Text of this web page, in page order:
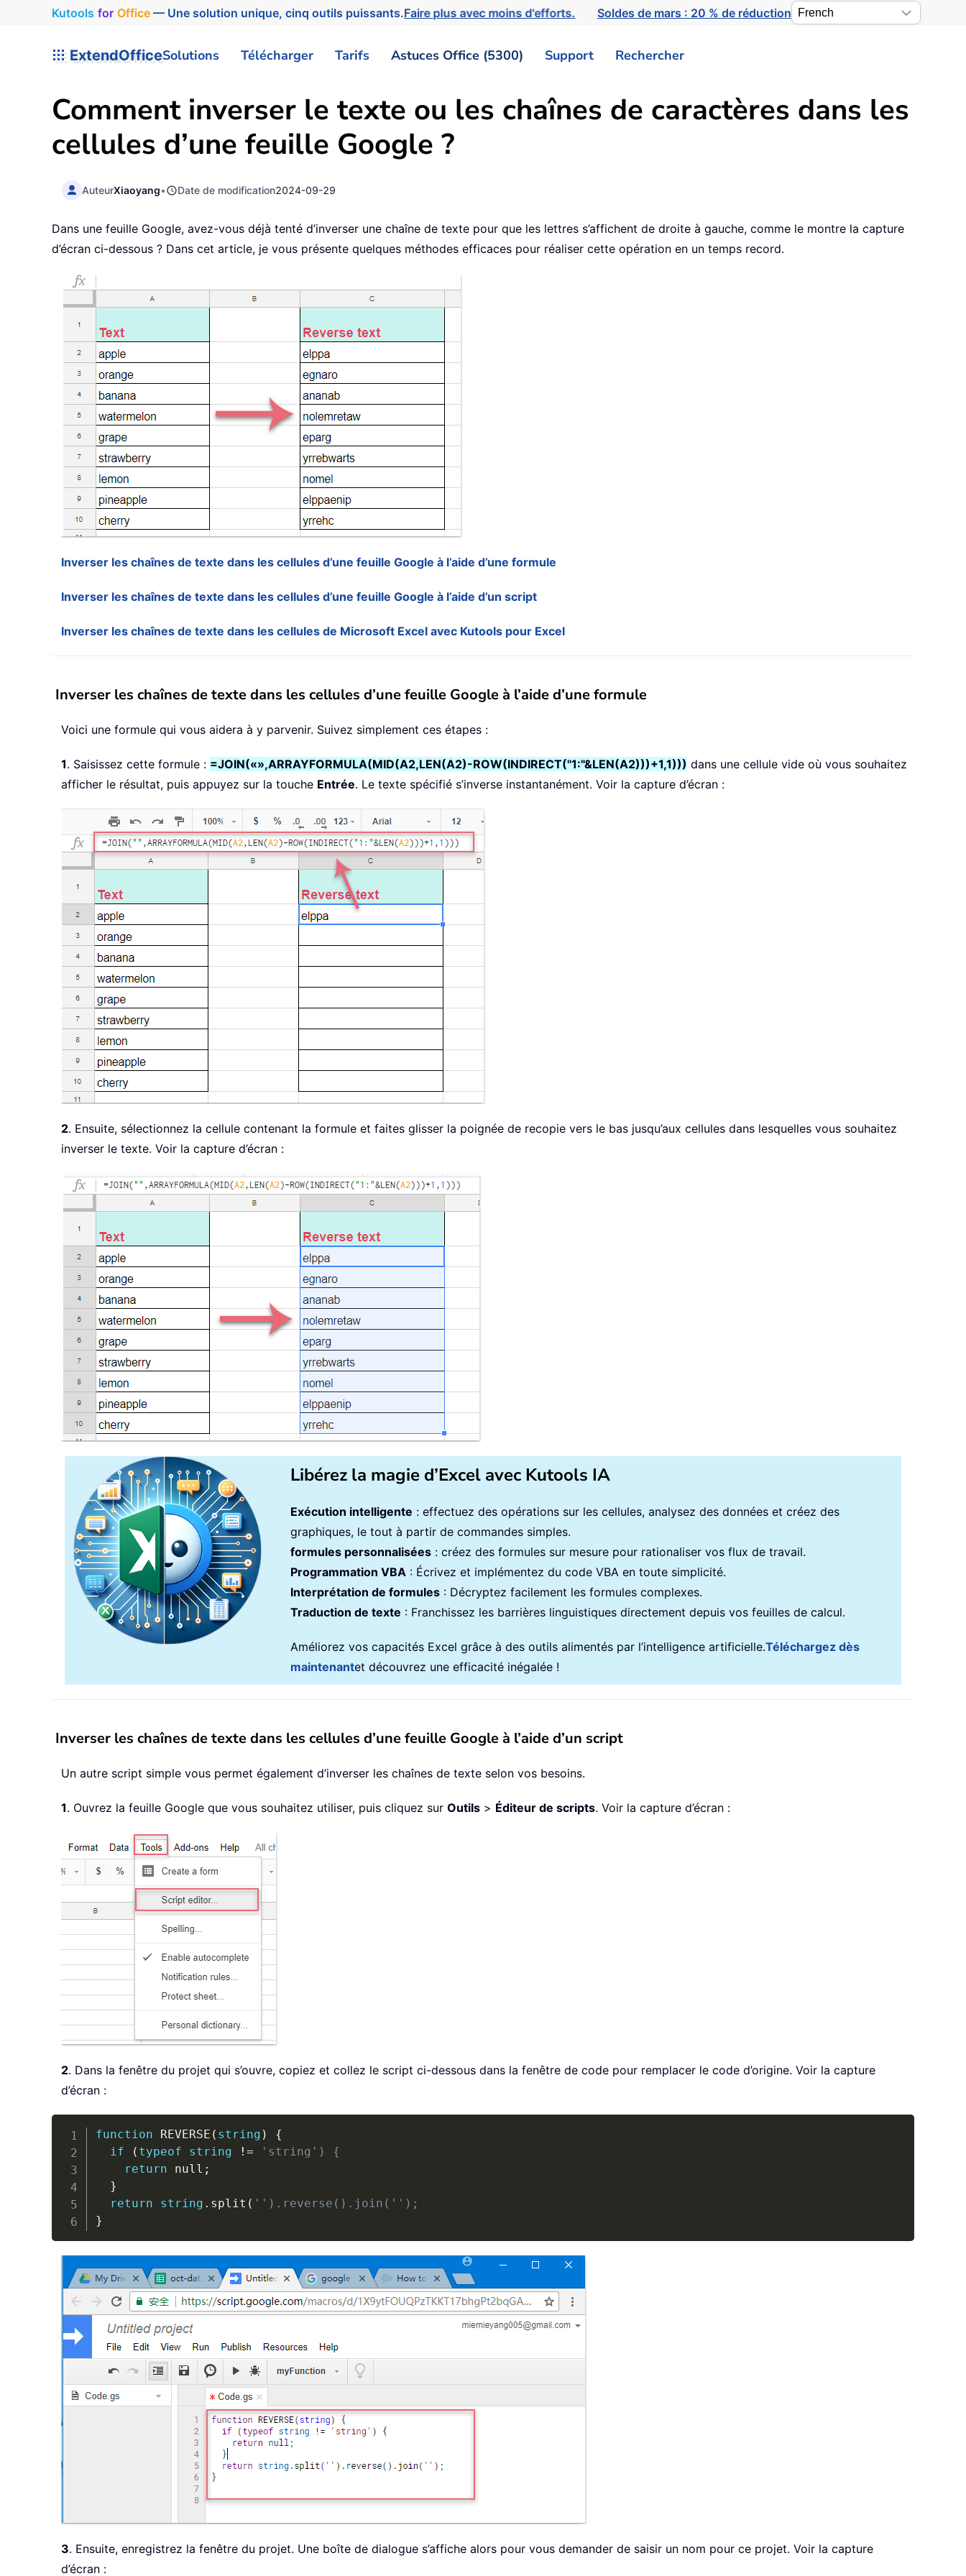
Kutools for Office— Une solution unique, cinq outils puissants.Faire plus avec moins d'efforts. Soldes de mars : 20 % de réduction
ExtendOfficeSolutions Télécharger Tarifs Astuces Office (5300) Support Rechercher
Comment inverser le texte ou les chaînes de caractères dans les
cellules d’une feuille Google ?
AuteurXiaoyang• Date de modification2024-09-29
Dans une feuille Google, avez-vous déjà tenté d’inverser une chaîne de texte pour que les lettres s’affichent de droite à gauche, comme le montre la capture
d’écran ci-dessous ? Dans cet article, je vous présente quelques méthodes efficaces pour réaliser cette opération en un temps record.
Inverser les chaînes de texte dans les cellules d’une feuille Google à l’aide d’une formule
Inverser les chaînes de texte dans les cellules d’une feuille Google à l’aide d’un script
Inverser les chaînes de texte dans les cellules de Microsoft Excel avec Kutools pour Excel
Inverser les chaînes de texte dans les cellules d’une feuille Google à l’aide d’une formule
Voici une formule qui vous aidera à y parvenir. Suivez simplement ces étapes :
1. Saisissez cette formule : =JOIN(«»,ARRAYFORMULA(MID(A2,LEN(A2)-ROW(INDIRECT("1:"&LEN(A2)))+1,1))) dans une cellule vide où vous souhaitez
afficher le résultat, puis appuyez sur la touche Entrée. Le texte spécifié s’inverse instantanément. Voir la capture d’écran :
2. Ensuite, sélectionnez la cellule contenant la formule et faites glisser la poignée de recopie vers le bas jusqu’aux cellules dans lesquelles vous souhaitez
inverser le texte. Voir la capture d’écran :
Libérez la magie d’Excel avec Kutools IA
Exécution intelligente : effectuez des opérations sur les cellules, analysez des données et créez des
graphiques, le tout à partir de commandes simples.
formules personnalisées : créez des formules sur mesure pour rationaliser vos flux de travail.
Programmation VBA : Écrivez et implémentez du code VBA en toute simplicité.
Interprétation de formules : Décryptez facilement les formules complexes.
Traduction de texte : Franchissez les barrières linguistiques directement depuis vos feuilles de calcul.
Améliorez vos capacités Excel grâce à des outils alimentés par l’intelligence artificielle.Téléchargez dès
maintenantet découvrez une efficacité inégalée !
Inverser les chaînes de texte dans les cellules d’une feuille Google à l’aide d’un script
Un autre script simple vous permet également d’inverser les chaînes de texte selon vos besoins.
1. Ouvrez la feuille Google que vous souhaitez utiliser, puis cliquez sur Outils > Éditeur de scripts. Voir la capture d’écran :
2. Dans la fenêtre du projet qui s’ouvre, copiez et collez le script ci-dessous dans la fenêtre de code pour remplacer le code d’origine. Voir la capture
d’écran :
function REVERSE ( string )
{
if
( typeof string ! =
'string') {
return null;
}
return
string . split ( '').reverse().join('');
}
3. Ensuite, enregistrez la fenêtre du projet. Une boîte de dialogue s’affiche alors pour vous demander de saisir un nom pour ce projet. Voir la capture
d’écran :